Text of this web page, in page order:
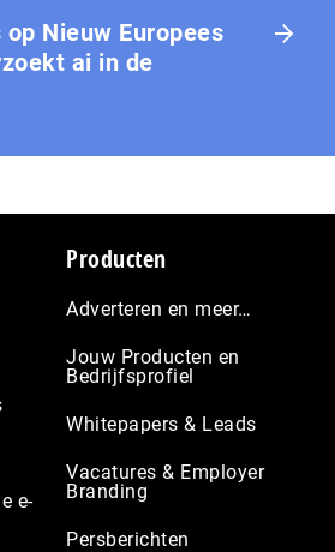
op Nieuw Europees
ai in de
e-
Producten
Adverteren en meer…
Jouw Producten en
Bedrijfsprofiel
Whitepapers & Leads
Vacatures & Employer
Branding
Persberichten